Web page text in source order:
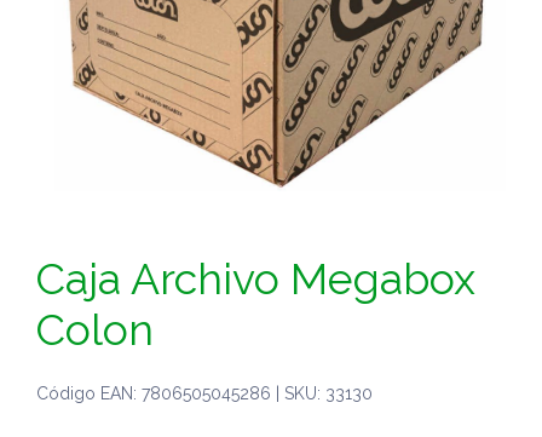
Caja Archivo Megabox
Colon
Código EAN: 7806505045286 | SKU: 33130